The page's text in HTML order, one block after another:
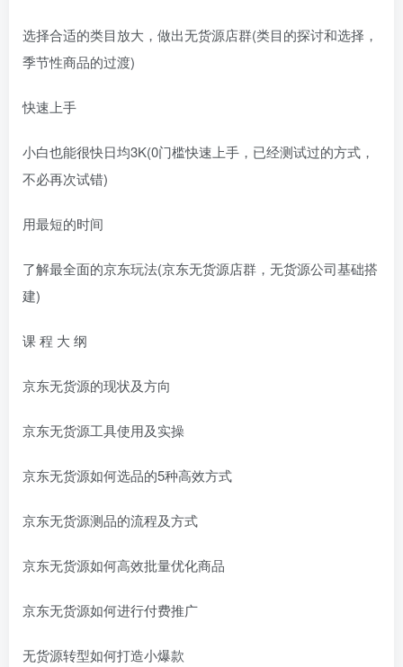
选择合适的类目放大，做出无货源店群(类目的探讨和选择，
季节性商品的过渡)
快速上手
小白也能很快日均3K(0门槛快速上手，已经测试过的方式，
不必再次试错)
用最短的时间
了解最全面的京东玩法(京东无货源店群，无货源公司基础搭
建)
课 程 大 纲
京东无货源的现状及方向
京东无货源工具使用及实操
京东无货源如何选品的5种高效方式
京东无货源测品的流程及方式
京东无货源如何高效批量优化商品
京东无货源如何进行付费推广
无货源转型如何打造小爆款